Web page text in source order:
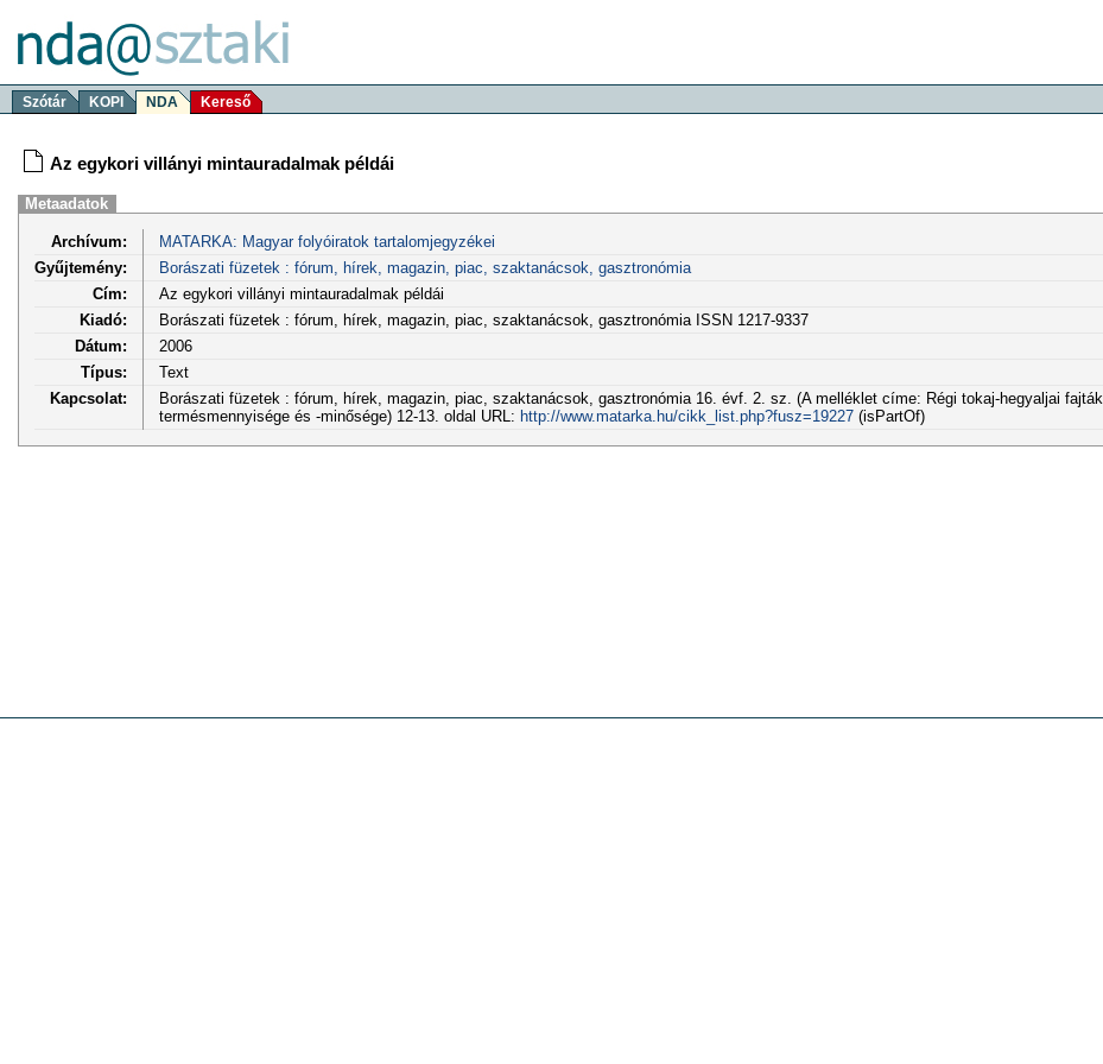
Szótár KOPI NDA Kereső
Az egykori villányi mintauradalmak példái
Metaadatok
Archívum:
MATARKA: Magyar folyóiratok tartalomjegyzékei
Gyűjtemény:
Borászati füzetek : fórum, hírek, magazin, piac, szaktanácsok, gasztronómia
Cím:
Az egykori villányi mintauradalmak példái
Kiadó:
Borászati füzetek : fórum, hírek, magazin, piac, szaktanácsok, gasztronómia ISSN 1217-9337
Dátum:
2006
Típus:
Text
Kapcsolat:
Borászati füzetek : fórum, hírek, magazin, piac, szaktanácsok, gasztronómia 16. évf. 2. sz. (A melléklet címe: Régi tokaj-hegyaljai fajták
termésmennyisége és -minősége) 12-13. oldal URL: http://www.matarka.hu/cikk_list.php?fusz=19227(isPartOf)